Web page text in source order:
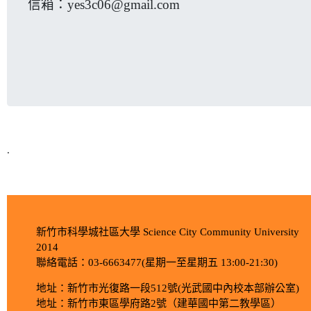
信箱： yes3c06@gmail.com
.
新竹市科學城社區大學 Science City Community University
2014
聯絡電話：03-6663477(星期一至星期五 13:00-21:30)
地址：新竹市光復路一段512號(光武國中內校本部辦公室)
地址：新竹市東區學府路2號（建華國中第二教學區）